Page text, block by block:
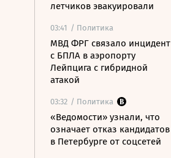
летчиков эвакуировали
03:41 / Политика
МВД ФРГ связало инцидент
с БПЛА в аэропорту
Лейпцига с гибридной
атакой
03:32 / Политика
«Ведомости» узнали, что
означает отказ кандидатов
в Петербурге от соцсетей